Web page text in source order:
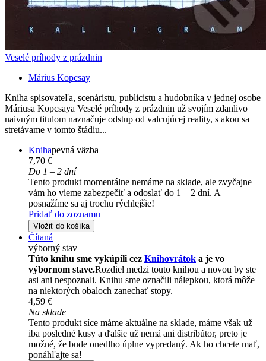
Veselé príhody z prázdnin
Márius Kopcsay
Kniha spisovateľa, scenáristu, publicistu a hudobníka v jednej osobe
Máriusa Kopcsaya Veselé príhody z prázdnin už svojím zdanlivo
naivným titulom naznačuje odstup od valcujúcej reality, s akou sa
stretávame v tomto štádiu...
Knihapevná väzba
7,70 €
Do 1 – 2 dní
Tento produkt momentálne nemáme na sklade, ale zvyčajne
vám ho vieme zabezpečiť a odoslať do 1 – 2 dní. A
posnažíme sa aj trochu rýchlejšie!
Pridať do zoznamu
Vložiť do košíka
Čítaná
výborný stav
Túto knihu sme vykúpili cez Knihovrátok a je vo
výbornom stave.Rozdiel medzi touto knihou a novou by ste
asi ani nespoznali. Knihu sme označili nálepkou, ktorá môže
na niektorých obaloch zanechať stopy.
4,59 €
Na sklade
Tento produkt síce máme aktuálne na sklade, máme však už
iba posledné kusy a ďalšie už nemá ani distribútor, preto je
možné, že bude onedlho úplne vypredaný. Ak ho chcete mať,
ponáhľajte sa!